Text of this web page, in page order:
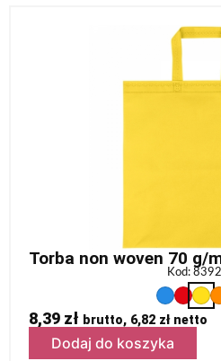
Torba non woven 70 g/
Kod:
8,39 zł brutto, 6,82 złnetto
Dodaj do koszyka